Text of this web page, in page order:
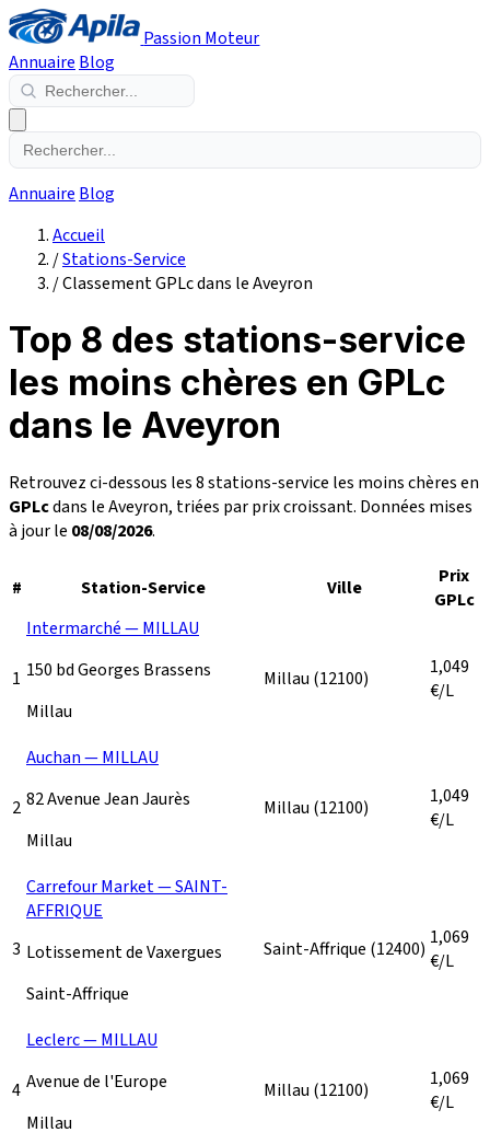
Passion Moteur
Annuaire Blog
Annuaire Blog
Accueil
/Stations-Service
/Classement GPLc dans le Aveyron
Top 8 des stations-service
les moins chères en GPLc
dans le Aveyron
Retrouvez ci-dessous les 8 stations-service les moins chères en
GPLcdans le Aveyron, triées par prix croissant. Données mises
à jour le 08/08/2026.
# Station-Service Ville
Prix
GPLc
1
Intermarché — MILLAU
150 bd Georges Brassens
Millau
Millau (12100)
1,049
€/L
2
Auchan — MILLAU
82 Avenue Jean Jaurès
Millau
Millau (12100)
1,049
€/L
3
Carrefour Market — SAINT-
AFFRIQUE
Lotissement de Vaxergues
Saint-Affrique
Saint-Affrique (12400) 1,069
€/L
4
Leclerc — MILLAU
Avenue de l'Europe
Millau
Millau (12100)
1,069
€/L